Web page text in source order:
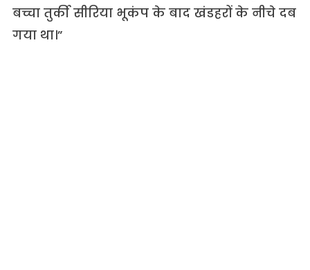
बच्चा तुर्की सीरिया भूकंप के बाद खंडहरों के नीचे दब
गया था।”